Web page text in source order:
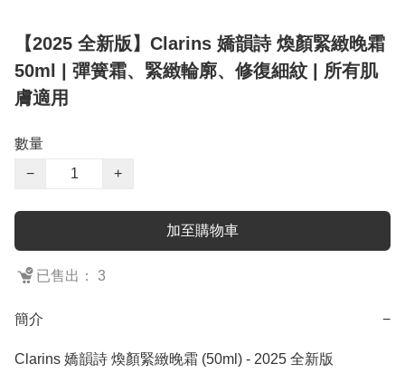
【2025 全新版】Clarins 嬌韻詩 煥顏緊緻晚霜
50ml | 彈簧霜、緊緻輪廓、修復細紋 | 所有肌
膚適用
數量
−
+
加至購物車
已售出： 3
簡介 −
Clarins 嬌韻詩 煥顏緊緻晚霜 (50ml) - 2025 全新版